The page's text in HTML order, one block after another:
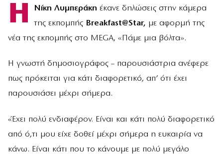
Η Νίκη Λυμπεράκη έκανε δηλώσεις στην κάμερα
της εκπομπήςBreakfast@Star, με αφορμή της
νέα της εκπομπής στο MEGA, «Πάμε μια βόλτα».
Η γνωστή δημοσιογράφος – παρουσιάστρια ανέφερε
πως πρόκειται για κάτι διαφορετικό, απ’ ότι έχει
παρουσιάσει μέχρι σήμερα.
«Έχει πολύ ενδιαφέρον. Είναι και κάτι πολύ διαφορετικό
από ό,τι μου είχε δοθεί μέχρι σήμερα η ευκαιρία να
κάνω. Είναι κάτι που το κάνουμε με πολύ μεγάλο